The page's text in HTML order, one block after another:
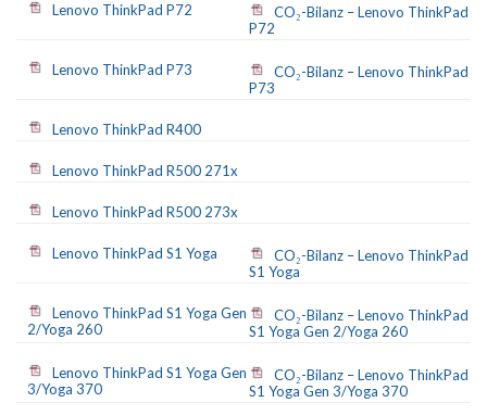
Lenovo ThinkPad P72
CO₂-Bilanz – Lenovo ThinkPad
P72
Lenovo ThinkPad P73
CO₂-Bilanz – Lenovo ThinkPad
P73
Lenovo ThinkPad R400
Lenovo ThinkPad R500 271x
Lenovo ThinkPad R500 273x
Lenovo ThinkPad S1 Yoga
CO₂-Bilanz – Lenovo ThinkPad
S1 Yoga
Lenovo ThinkPad S1 Yoga Gen
2/Yoga 260
CO₂-Bilanz – Lenovo ThinkPad
S1 Yoga Gen 2/Yoga 260
Lenovo ThinkPad S1 Yoga Gen
3/Yoga 370
CO₂-Bilanz – Lenovo ThinkPad
S1 Yoga Gen 3/Yoga 370